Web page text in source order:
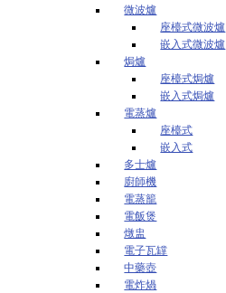
微波爐
座檯式微波爐
嵌入式微波爐
焗爐
座檯式焗爐
嵌入式焗爐
電蒸爐
座檯式
嵌入式
多士爐
廚師機
電蒸籠
電飯煲
燉盅
電子瓦罉
中藥壺
電炸煱